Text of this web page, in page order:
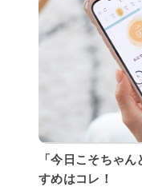
「今日こそちゃ
すめはコレ！